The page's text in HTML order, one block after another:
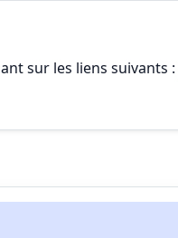
sur les liens suivants :